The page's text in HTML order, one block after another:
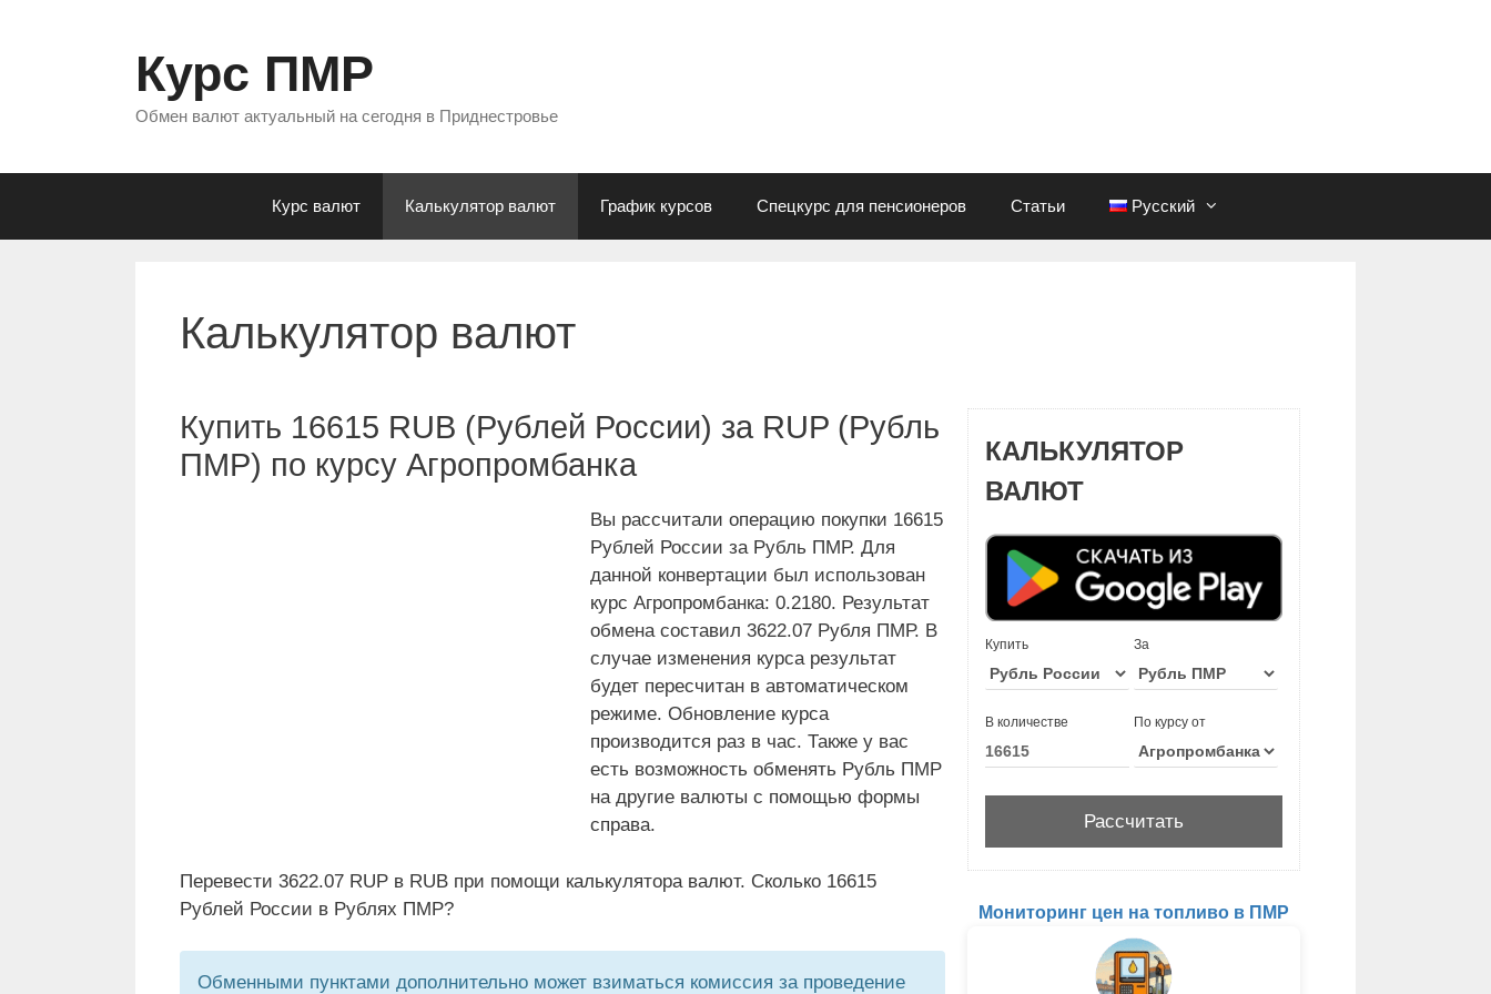
Курс ПМР
Обмен валют актуальный на сегодня в Приднестровье
Курс валют Калькулятор валют График курсов Спецкурс для пенсионеров Статьи Русский
Калькулятор валют
Купить 16615 RUB (Рублей России) за RUP (Рубль
ПМР) по курсу Агропромбанка
Вы рассчитали операцию покупки 16615
Рублей России за Рубль ПМР. Для
данной конвертации был использован
курс Агропромбанка: 0.2180. Результат
обмена составил 3622.07 Рубля ПМР. В
случае изменения курса результат
будет пересчитан в автоматическом
режиме. Обновление курса
производится раз в час. Также у вас
есть возможность обменять Рубль ПМР
на другие валюты с помощью формы
справа.
Перевести 3622.07 RUP в RUB при помощи калькулятора валют. Сколько 16615
Рублей России в Рублях ПМР?
Обменными пунктами дополнительно может взиматься комиссия за проведение
КАЛЬКУЛЯТОР
ВАЛЮТ
Купить За
В количестве По курсу от
Мониторинг цен на топливо в ПМР